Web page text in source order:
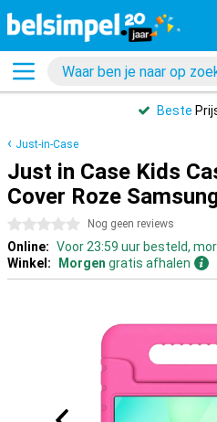
Beste
Just-in-Case
Just in Case Kids
Cover Roze
0 sterren Nog geen reviews
Online: Voor 23:59 uur besteld,
Winkel:
Morgen gratis afhalen